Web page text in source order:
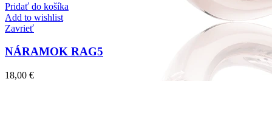
Pridať do košíka
Add to wishlist
Zavrieť
NÁRAMOK RAG5
18,00 €